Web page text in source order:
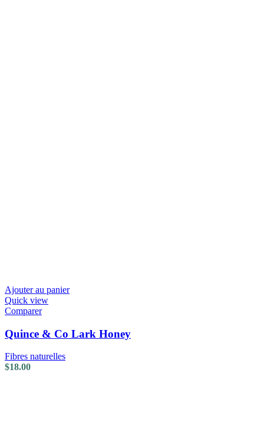
Ajouter au panier
Quick view
Comparer
Quince & Co Lark Honey
Fibres naturelles
$18.00